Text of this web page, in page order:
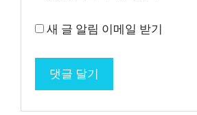
새 글 알림 이메일 받기